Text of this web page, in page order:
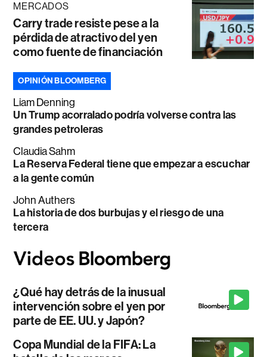
MERCADOS
Carry trade resiste pese a la
pérdida de atractivo del yen
como fuente de financiación
OPINIÓN BLOOMBERG
Liam Denning
Un Trump acorralado podría volverse contra las
grandes petroleras
Claudia Sahm
La Reserva Federal tiene que empezar a escuchar
a la gente común
John Authers
La historia de dos burbujas y el riesgo de una
tercera
¿Qué hay detrás de la inusual
intervención sobre el yen por
parte de EE. UU. y Japón?
Copa Mundial de la FIFA: La